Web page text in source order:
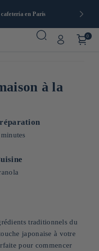
en París
0
à la
traditionnels du
japonaise à votre
pour commencer